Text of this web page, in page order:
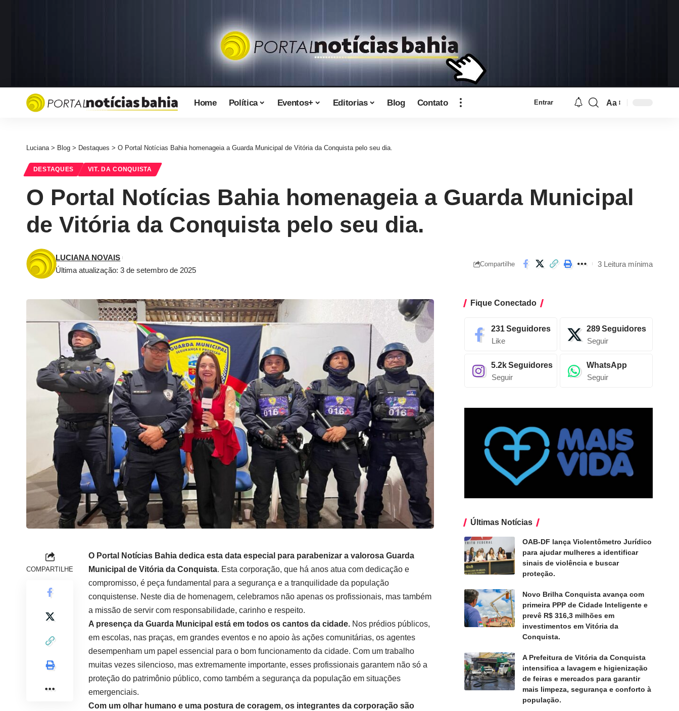
Home Política Eventos+ Editorias Blog Contato Entrar Aa
Luciana> Blog > Destaques > O Portal Notícias Bahia homenageia a Guarda Municipal de Vitória da Conquista pelo seu dia.
DESTAQUES VIT. DA CONQUISTA
O Portal Notícias Bahia homenageia a Guarda Municipal
de Vitória da Conquista pelo seu dia.
Última atualização: 3 de setembro de 2025
LUCIANA NOVAIS
Compartilhe 3 Leitura mínima
COMPARTILHE
O Portal Notícias Bahia dedica esta data especial para parabenizar a valorosa Guarda
Municipal de Vitória da Conquista. Esta corporação, que há anos atua com dedicação e
compromisso, é peça fundamental para a segurança e a tranquilidade da população
conquistense. Neste dia de homenagem, celebramos não apenas os profissionais, mas também
a missão de servir com responsabilidade, carinho e respeito.
A presença da Guarda Municipal está em todos os cantos da cidade. Nos prédios públicos,
em escolas, nas praças, em grandes eventos e no apoio às ações comunitárias, os agentes
desempenham um papel essencial para o bom funcionamento da cidade. Com um trabalho
muitas vezes silencioso, mas extremamente importante, esses profissionais garantem não só a
proteção do patrimônio público, como também a segurança da população em situações
emergenciais.
Com um olhar humano e uma postura de coragem, os integrantes da corporação são
Fique Conectado
231Seguidores
Like
289Seguidores
Seguir
5.2kSeguidores
Seguir
WhatsApp
Seguir
Últimas Notícias
OAB-DF lança Violentômetro Jurídico
para ajudar mulheres a identificar
sinais de violência e buscar
proteção.
Novo Brilha Conquista avança com
primeira PPP de Cidade Inteligente e
prevê R$ 316,3 milhões em
investimentos em Vitória da
Conquista.
A Prefeitura de Vitória da Conquista
intensifica a lavagem e higienização
de feiras e mercados para garantir
mais limpeza, segurança e conforto à
população.